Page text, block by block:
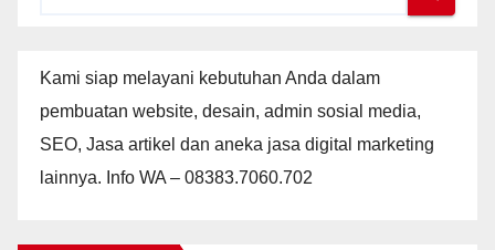
Kami siap melayani kebutuhan Anda dalam
pembuatan website, desain, admin sosial media,
SEO, Jasa artikel dan aneka jasa digital marketing
lainnya. Info WA – 08383.7060.702